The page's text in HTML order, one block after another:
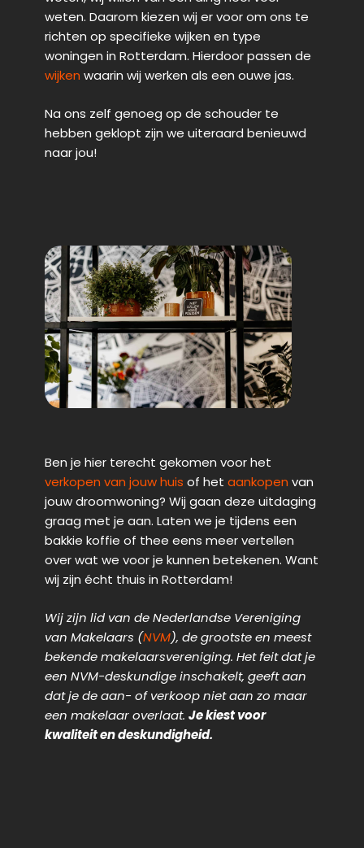
weten. Daarom kiezen wij er voor om ons te
richten op specifieke wijken en type
woningen in Rotterdam. Hierdoor passen de
wijken waarin wij werken als een ouwe jas.
Na ons zelf genoeg op de schouder te
hebben geklopt zijn we uiteraard benieuwd
naar jou!
Ben je hier terecht gekomen voor het
verkopen van jouw huis of het aankopen van
jouw droomwoning? Wij gaan deze uitdaging
graag met je aan. Laten we je tijdens een
bakkie koffie of thee eens meer vertellen
over wat we voor je kunnen betekenen. Want
wij zijn écht thuis in Rotterdam!
Wij zijn lid van de Nederlandse Vereniging
van Makelaars (NVM), de grootste en meest
bekende makelaarsvereniging. Het feit dat je
een NVM-deskundige inschakelt, geeft aan
dat je de aan- of verkoop niet aan zo maar
een makelaar overlaat. Je kiest voor
kwaliteit en deskundigheid.